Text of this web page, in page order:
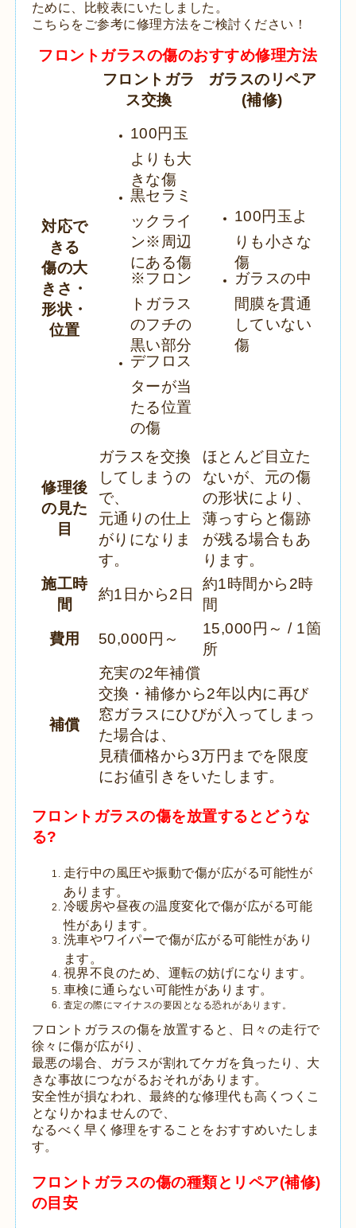
ために、比較表にいたしました。
こちらをご参考に修理方法をご検討ください！
フロントガラスの傷のおすすめ修理方法
フロントガラ
ス交換
ガラスのリペア
(補修)
対応で
きる
傷の大
きさ・
形状・
位置
100円玉
よりも大
きな傷
黒セラミ
ックライ
ン※周辺
にある傷
※フロン
トガラス
のフチの
黒い部分
デフロス
ターが当
たる位置
の傷
100円玉よ
りも小さな
傷
ガラスの中
間膜を貫通
していない
傷
修理後
の見た
目
ガラスを交換
してしまうの
で、
元通りの仕上
がりになりま
す。
ほとんど目立た
ないが、元の傷
の形状により、
薄っすらと傷跡
が残る場合もあ
ります。
施工時
間
約1日から2日
約1時間から2時
間
費用 50,000円～
15,000円～ / 1箇
所
補償
充実の2年補償
交換・補修から2年以内に再び
窓ガラスにひびが入ってしまっ
た場合は、
見積価格から3万円までを限度
にお値引きをいたします。
フロントガラスの傷を放置するとどうな
る?
走行中の風圧や振動で傷が広がる可能性が
あります。
冷暖房や昼夜の温度変化で傷が広がる可能
性があります。
洗車やワイパーで傷が広がる可能性があり
ます。
視界不良のため、運転の妨げになります。
車検に通らない可能性があります。
査定の際にマイナスの要因となる恐れがあります。
フロントガラスの傷を放置すると、日々の走行で
徐々に傷が広がり、
最悪の場合、ガラスが割れてケガを負ったり、大
きな事故につながるおそれがあります。
安全性が損なわれ、最終的な修理代も高くつくこ
となりかねませんので、
なるべく早く修理をすることをおすすめいたしま
す。
フロントガラスの傷の種類とリペア(補修)
の目安